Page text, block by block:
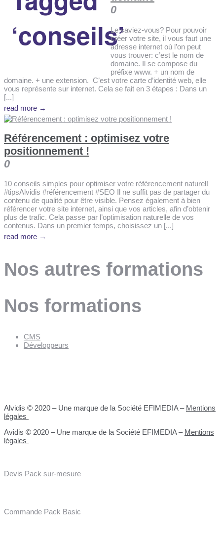
‘conseils’
0
Le saviez-vous? Pour pouvoir
créer votre site, il vous faut une
adresse internet où l’on peut
vous trouver: c’est le nom de
domaine. Il se compose du
préfixe www. + un nom de
domaine. + une extension. C’est votre carte d’identité web, elle
vous représente sur internet. Cela se fait en 3 étapes : Dans un
[...]
read more →
Référencement : optimisez votre
positionnement !
0
10 conseils simples pour optimiser votre référencement naturel!
#tipsAlvidis #référencement #SEO Il ne suffit pas de partager du
contenu de qualité pour être visible. Pensez également à bien
référencer votre site internet, ainsi que vos articles, afin d’obtenir
plus de trafic. Cela passe par l’optimisation naturelle de vos
contenus. Dans un premier temps, choisissez un [...]
read more →
Nos autres formations
Nos formations
CMS
Développeurs
Alvidis © 2020 – Une marque de la Société EFIMEDIA – Mentions
légales
Avidis © 2020 – Une marque de la Société EFIMEDIA – Mentions
légales
Devis Pack sur-mesure
Commande Pack Basic